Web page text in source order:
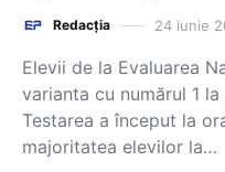
Redacția 24 iunie
Elevii de la Evaluarea
varianta cu numărul 1
Testarea a început la
majoritatea elevilor la…